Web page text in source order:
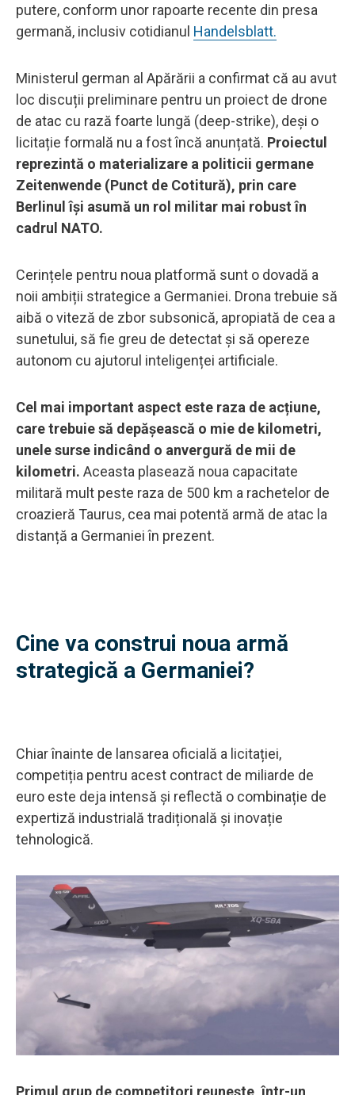
putere, conform unor rapoarte recente din presa
germană, inclusiv cotidianul Handelsblatt.
Ministerul german al Apărării a confirmat că au avut
loc discuții preliminare pentru un proiect de drone
de atac cu rază foarte lungă (deep-strike), deși o
licitație formală nu a fost încă anunțată. Proiectul
reprezintă o materializare a politicii germane
Zeitenwende (Punct de Cotitură), prin care
Berlinul își asumă un rol militar mai robust în
cadrul NATO.
Cerințele pentru noua platformă sunt o dovadă a
noii ambiții strategice a Germaniei. Drona trebuie să
aibă o viteză de zbor subsonică, apropiată de cea a
sunetului, să fie greu de detectat și să opereze
autonom cu ajutorul inteligenței artificiale.
Cel mai important aspect este raza de acțiune,
care trebuie să depășească o mie de kilometri,
unele surse indicând o anvergură de mii de
kilometri. Aceasta plasează noua capacitate
militară mult peste raza de 500 km a rachetelor de
croazieră Taurus, cea mai potentă armă de atac la
distanță a Germaniei în prezent.
Cine va construi noua armă
strategică a Germaniei?
Chiar înainte de lansarea oficială a licitației,
competiția pentru acest contract de miliarde de
euro este deja intensă și reflectă o combinație de
expertiză industrială tradițională și inovație
tehnologică.
Primul grup de competitori reunește, într-un